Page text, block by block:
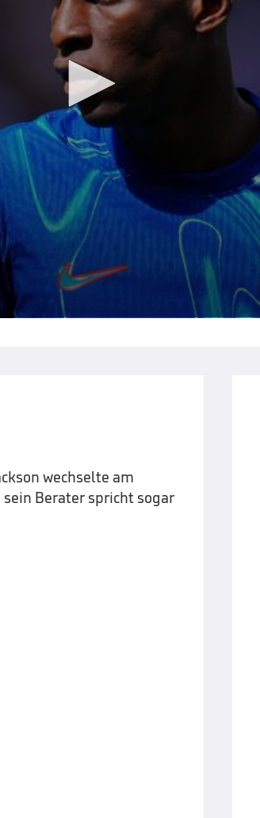
wechselte am
sein Berater spricht sogar